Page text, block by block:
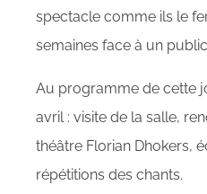
spectacle comme ils le
semaines face à un
Au programme de cette
avril : visite de la salle,
théâtre Florian Dhokers,
répétitions des chants.